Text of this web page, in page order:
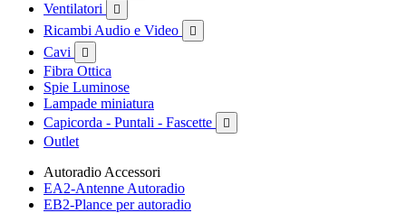
Ventilatori 
Ricambi Audio e Video 
Cavi 
Fibra Ottica
Spie Luminose
Lampade miniatura
Capicorda - Puntali - Fascette

Outlet
Autoradio Accessori
EA2-Antenne Autoradio
EB2-Plance per autoradio